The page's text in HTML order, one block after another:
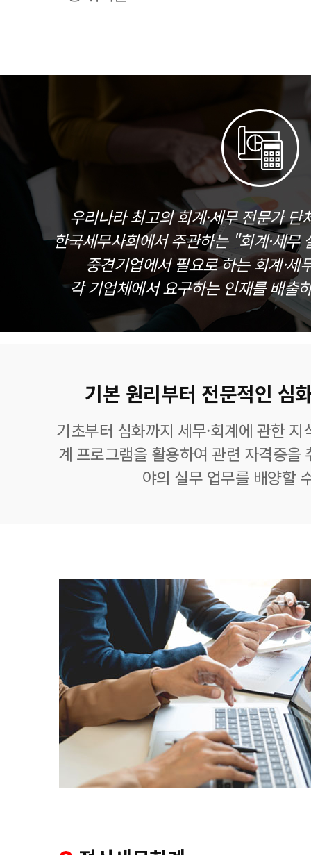
우리나라 최고의 회계·세무 전문가
한국세무사회에서 주관하는 "회계·세무
중견기업에서 필요로 하는 회계·세
각 기업체에서 요구하는 인재를 배출
기본 원리부터 전문적인 심
기초부터 심화까지 세무·회계에 관한
계 프로그램을 활용하여 관련 자격증을
야의 실무 업무를 배양할